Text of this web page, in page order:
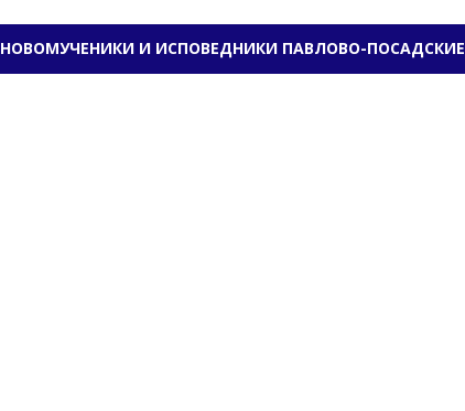
НОВОМУЧЕНИКИ И ИСПОВЕДНИКИ ПАВЛОВО-ПОСАДСКИЕ